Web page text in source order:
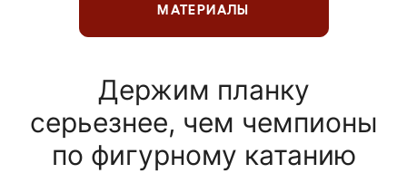
МАТЕРИАЛЫ
Держим планку
серьезнее, чем чемпионы
по фигурному катанию